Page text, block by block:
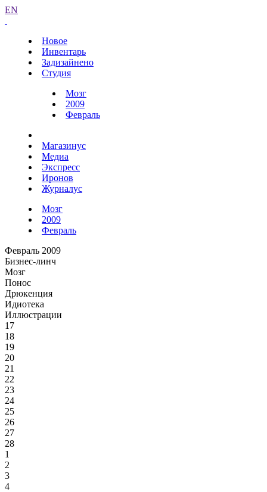
EN
Новое
Инвентарь
Задизайнено
Студия
Мозг
2009
Февраль
Магазинус
Медиа
Экспресс
Иронов
Журналус
Мозг
2009
Февраль
Февраль 2009
Бизнес-линч
Мозг
Понос
Дрюкенция
Идиотека
Иллюстрации
17
18
19
20
21
22
23
24
25
26
27
28
1
2
3
4